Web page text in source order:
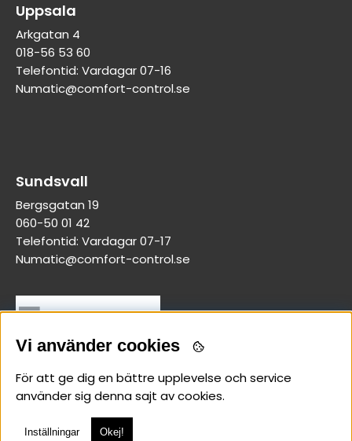
Uppsala
Arkgatan 4
018-56 53 60
Telefontid: Vardagar 07-16
Numatic@comfort-control.se
Sundsvall
Bergsgatan 19
060-50 01 42
Telefontid: Vardagar 07-17
Numatic@comfort-control.se
Vi använder cookies
För att ge dig en bättre upplevelse och service
använder sig denna sajt av cookies.
Inställningar Okej!